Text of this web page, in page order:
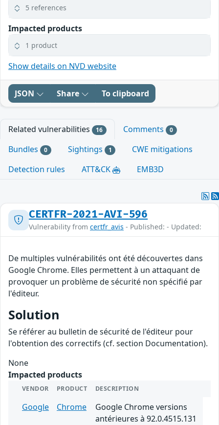
5 references
Impacted products
1 product
Show details on NVD website
JSON Share To clipboard
Related vulnerabilities 16 Comments 0
Bundles 0 Sightings 1
CWE mitigations
Detection rules
ATT&CK EMB3D
CERTFR-2021-AVI-596
Vulnerability from certfr_avis - Published: - Updated:
De multiples vulnérabilités ont été découvertes dans
Google Chrome. Elles permettent à un attaquant de
provoquer un problème de sécurité non spécifié par
l'éditeur.
Solution
Se référer au bulletin de sécurité de l'éditeur pour
l'obtention des correctifs (cf. section Documentation).
None
Impacted products
VENDOR PRODUCT DESCRIPTION
Google Chrome
Google Chrome versions
antérieures à 92.0.4515.131